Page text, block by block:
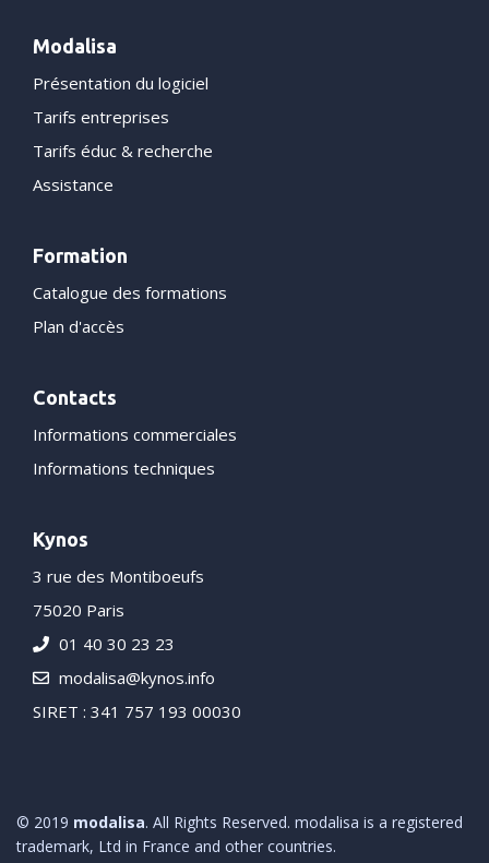
Modalisa
Présentation du logiciel
Tarifs entreprises
Tarifs éduc & recherche
Assistance
Formation
Catalogue des formations
Plan d'accès
Contacts
Informations commerciales
Informations techniques
Kynos
3 rue des Montiboeufs
75020 Paris
01 40 30 23 23
modalisa@kynos.info
SIRET : 341 757 193 00030
© 2019 modalisa. All Rights Reserved. modalisa is a registered
trademark, Ltd in France and other countries.